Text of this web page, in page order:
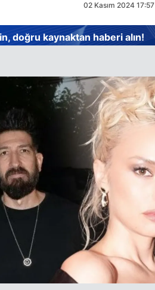
02 Kasım 2024 17:57
doğru kaynaktan haberi alın!